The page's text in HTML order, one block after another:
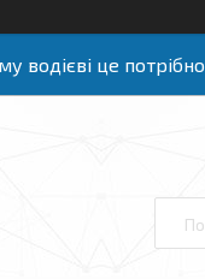
водієві це потрібно